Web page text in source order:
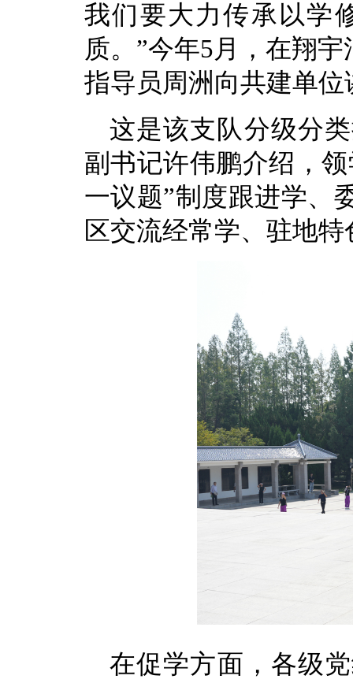
我们要大力传承以学
质。”今年5月，在翔
指导员周洲向共建单位
这是该支队分级分
副书记许伟鹏介绍，
一议题”制度跟进学、
区交流经常学、驻地
在促学方面，各级